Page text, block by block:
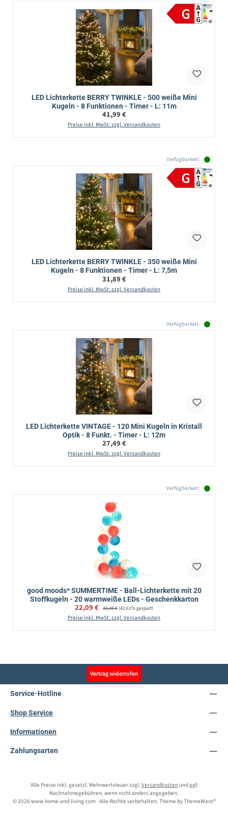
LED Lichterkette BERRY TWINKLE - 500 weiße Mini
Kugeln - 8 Funktionen - Timer - L: 11m
Regulärer Preis:
41,99 €
Preise inkl. MwSt. zzgl. Versandkosten
Verfügbarkeit:
LED Lichterkette BERRY TWINKLE - 350 weiße Mini
Kugeln - 8 Funktionen - Timer - L: 7,5m
Regulärer Preis:
31,89 €
Preise inkl. MwSt. zzgl. Versandkosten
Verfügbarkeit:
LED Lichterkette VINTAGE - 120 Mini Kugeln in Kristall
Optik - 8 Funkt. - Timer - L: 12m
Regulärer Preis:
27,49 €
Preise inkl. MwSt. zzgl. Versandkosten
Verfügbarkeit:
good moods* SUMMERTIME - Ball-Lichterkette mit 20
Stoffkugeln - 20 warmweiße LEDs - Geschenkkarton
Verkaufspreis:
22,09 € Regulärer Preis:
38,49 €(42.61% gespart)
Preise inkl. MwSt. zzgl. Versandkosten
Vertrag widerrufen
Service-Hotline
Shop Service
Informationen
Zahlungsarten
Alle Preise inkl. gesetzl. Mehrwertsteuer zzgl. Versandkostenund ggf.
Nachnahmegebühren, wenn nicht anders angegeben.
© 2026 www.home-and-living.com - Alle Rechte vorbehalten. Theme byThemeWare®